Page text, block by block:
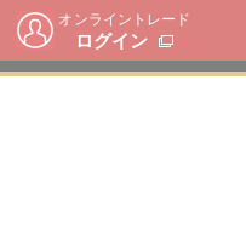
オンライントレード
ログイン